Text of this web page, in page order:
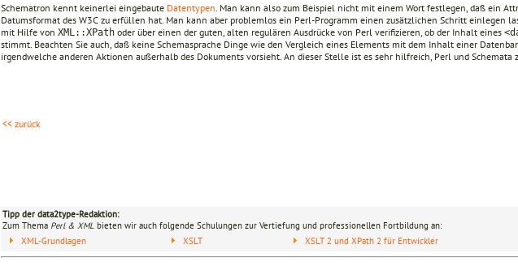
Schematron kennt keinerlei eingebaute Datentypen . Man kann also zum Beispiel nicht mit einem Wort festlegen, daß ein
Datumsformat des W3C zu erfüllen hat. Man kann aber problemlos ein Perl-Programm einen zusätzlichen Schritt einlegen
mit Hilfe von XML::XPath oder über einen der guten, alten regulären Ausdrücke von Perl verifizieren, ob der Inhalt eines
stimmt. Beachten Sie auch, daß keine Schemasprache Dinge wie den Vergleich eines Elements mit dem Inhalt einer
irgendwelche anderen Aktionen außerhalb des Dokuments vorsieht. An dieser Stelle ist es sehr hilfreich, Perl und Schemata
<< zurück
Tipp der data2type-Redaktion:
Zum Thema Perl & XML bieten wir auch folgende Schulungen zur Vertiefung und professionellen Fortbildung an:
XML-Grundlagen
XSLT XSLT 2 und XPath 2 für Entwickler